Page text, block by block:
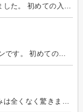
お店の外観も室内の装飾も 素敵なプライベートサロンです。 初めての光フェイシャルでしたが 丁寧な説明に安心して受けることができました。ゴージャスな雰囲気と丁寧な施術で この価格は嬉しい！施術後はリフトアップの 効果を感じました。この価格なら定期的に通えそうですね。